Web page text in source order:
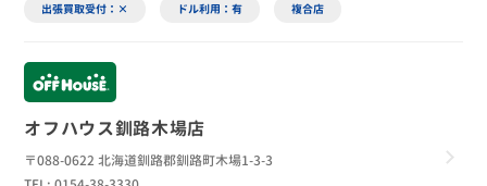
出張買取受付：× ドル利用：有 複合店
オフハウス釧路木場店
〒088-0622 北海道釧路郡釧路町木場1-3-3